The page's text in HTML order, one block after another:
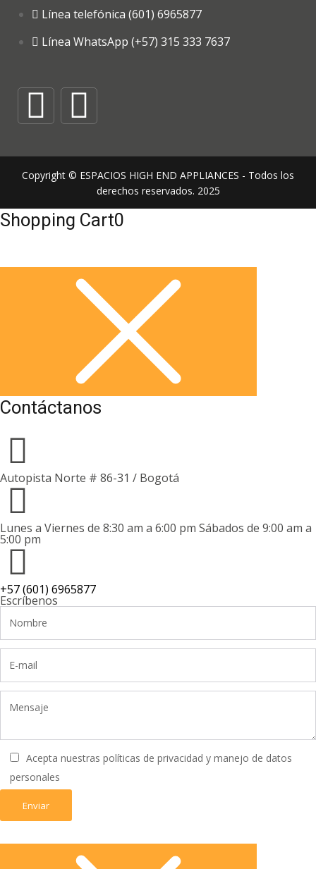
Línea telefónica (601) 6965877
Línea WhatsApp (+57) 315 333 7637
Copyright © ESPACIOS HIGH END APPLIANCES - Todos los
derechos reservados. 2025
Shopping Cart0
Contáctanos
Autopista Norte # 86-31 / Bogotá
Lunes a Viernes de 8:30 am a 6:00 pm Sábados de 9:00 am a
5:00 pm
+57 (601) 6965877
Escríbenos
Acepta nuestras políticas de privacidad y manejo de datos
personales